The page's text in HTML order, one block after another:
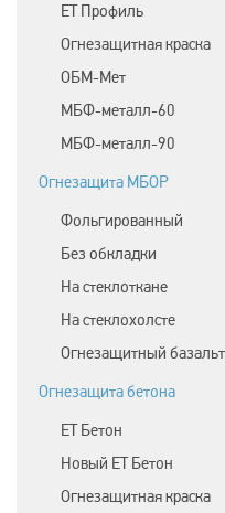
ET Профиль
Огнезащитная краска
ОБМ-Мет
МБФ-металл-60
МБФ-металл-90
Огнезащита МБОР
Фольгированный
Без обкладки
На стеклоткане
На стеклохолсте
Огнезащитный
Огнезащита бетона
ЕТ Бетон
Новый ЕТ Бетон
Огнезащитная краска